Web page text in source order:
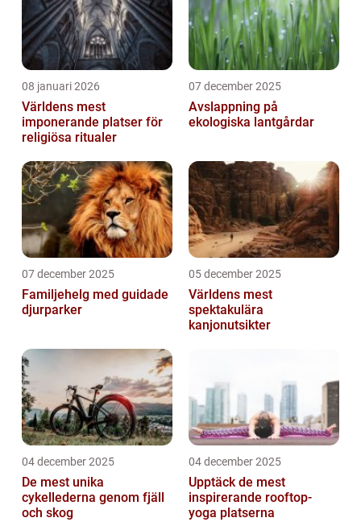
08 januari 2026
Världens mest
imponerande platser för
religiösa ritualer
07 december 2025
Avslappning på
ekologiska lantgårdar
07 december 2025
Familjehelg med guidade
djurparker
05 december 2025
Världens mest
spektakulära
kanjonutsikter
04 december 2025
De mest unika
cykellederna genom fjäll
och skog
04 december 2025
Upptäck de mest
inspirerande rooftop-
yoga platserna